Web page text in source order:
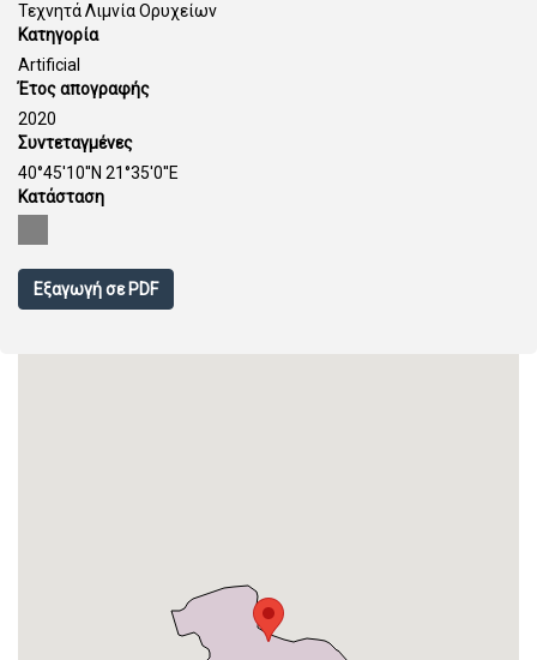
Τεχνητά Λιμνία Ορυχείων
Κατηγορία
Artificial
Έτος απογραφής
2020
Συντεταγμένες
40°45'10''N 21°35'0''E
Κατάσταση
Εξαγωγή σε PDF